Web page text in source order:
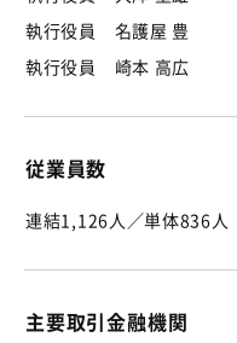
執行役員 名護屋 豊
執行役員 崎本 高広
従業員数
連結1,126人／単体836人
主要取引金融機関